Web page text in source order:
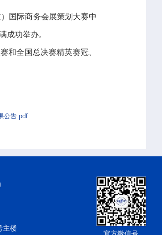
国际商务会展策划大赛中
成功举办。
和全国总决赛精英赛冠、
公告.pdf
主楼